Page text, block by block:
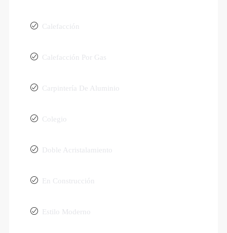
Calefacción
Calefacción Por Gas
Carpintería De Aluminio
Colegio
Doble Acristalamiento
En Construcción
Estilo Moderno